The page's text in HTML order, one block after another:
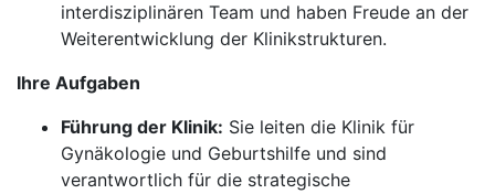
interdisziplinären Team und haben Freude an der
Weiterentwicklung der Klinikstrukturen.
Ihre Aufgaben
Führung der Klinik: Sie leiten die Klinik für
Gynäkologie und Geburtshilfe und sind
verantwortlich für die strategische